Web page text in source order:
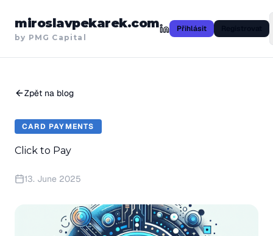
miroslavpekarek.com
by PMG Capital
Přihlásit
Zpět na blog
CARD PAYMENTS
Click to Pay
13. June 2025